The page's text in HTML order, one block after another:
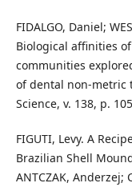
FIDALGO, Daniel;
Biological affinities
communities
of dental non-metric
Science, v. 138, p.
FIGUTI, Levy. A
Brazilian Shell
ANTCZAK, Anderzej;